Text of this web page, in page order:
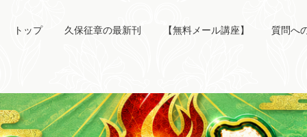
トップ 久保征章の最新刊 【無料メール講座】 質問へ